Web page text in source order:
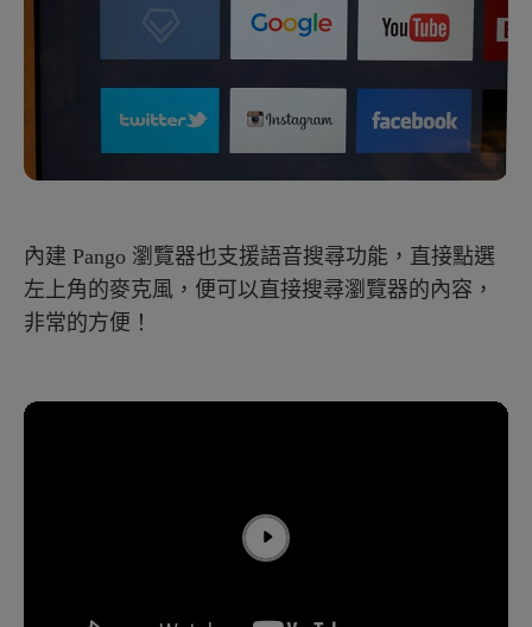
內建 Pango 瀏覽器也支援語音搜尋功能，直接點選
左上角的麥克風，便可以直接搜尋瀏覽器的內容，
非常的方便！